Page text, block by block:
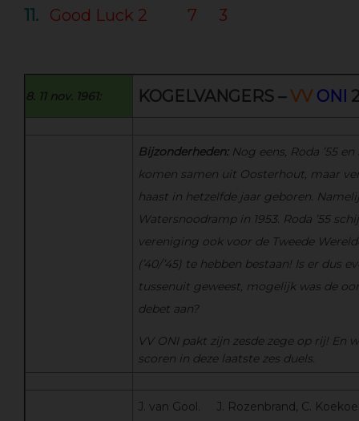
11. Good Luck 2 7 3
8. 11 nov. 1961: KOGELVANGERS –VV ONI
Bijzonderheden: Nog eens, Roda ’55 en
komen samen uit Oosterhout, maar
haast in hetzelfde jaar geboren.
Watersnoodramp in 1953. Roda ’55
vereniging ook voor de Tweede
(’40/’45) te hebben bestaan! Is er dus
tussenuit geweest, mogelijk was de
debet aan?
VV ONI pakt zijn zesde zege op rij! En
scoren in deze laatste zes duels.
J. van Gool. J. Rozenbrand, C.